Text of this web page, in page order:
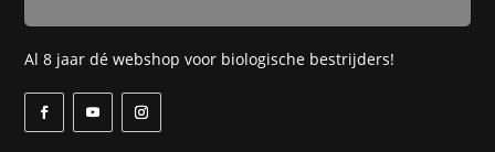
Al 8 jaar dé webshop voor biologische bestrijders!